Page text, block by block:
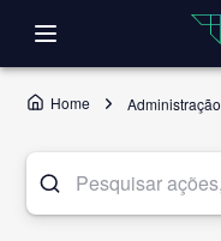
Home Administração